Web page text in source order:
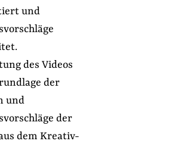
und
des Videos
der
und
der
dem Kreativ-